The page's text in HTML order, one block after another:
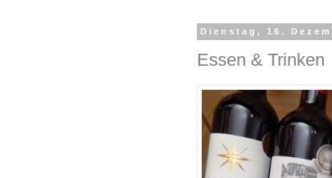
Dienstag, 16.
Essen & Trinken